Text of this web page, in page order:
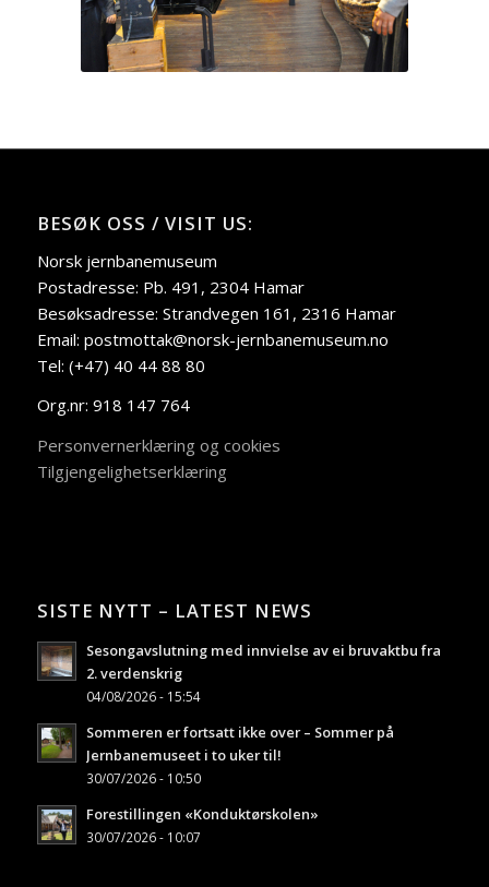
BESØK OSS / VISIT US:
Norsk jernbanemuseum
Postadresse: Pb. 491, 2304 Hamar
Besøksadresse: Strandvegen 161, 2316 Hamar
Email: postmottak@norsk-jernbanemuseum.no
Tel: (+47) 40 44 88 80
Org.nr: 918 147 764
Personvernerklæring og cookies
Tilgjengelighetserklæring
SISTE NYTT – LATEST NEWS
Sesongavslutning med innvielse av ei bruvaktbu fra
2. verdenskrig
04/08/2026 - 15:54
Sommeren er fortsatt ikke over – Sommer på
Jernbanemuseet i to uker til!
30/07/2026 - 10:50
Forestillingen «Konduktørskolen»
30/07/2026 - 10:07